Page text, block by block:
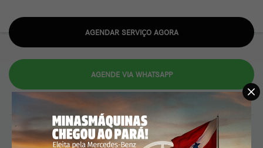
AGENDAR SERVIÇO AGORA
AGENDE VIA WHATSAPP